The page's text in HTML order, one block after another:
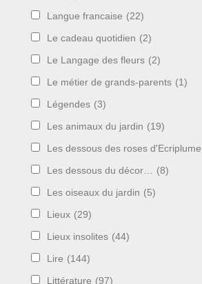
Langue francaise (22)
Le cadeau quotidien (2)
Le Langage des fleurs (2)
Le métier de grands-parents (1)
Légendes (3)
Les animaux du jardin (19)
Les dessous des roses d'Ecriplume
Les dessous du décor… (8)
Les oiseaux du jardin (5)
Lieux (29)
Lieux insolites (44)
Lire (144)
Littérature (97)